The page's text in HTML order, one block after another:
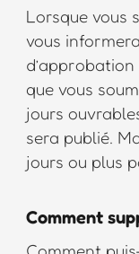
Lorsque vous
vous
que vous
jours
sera publié.
jours ou plus
Comment
Comment